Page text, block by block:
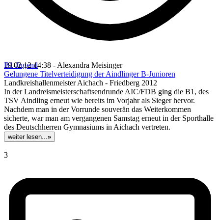
B1-Jugend
19.02.12 14:38 - Alexandra Meisinger
Gelungene Titelverteidigung der Aindlinger B-Junioren
Landkreishallenmeister Aichach - Friedberg 2012
In der Landreismeisterschaftsendrunde AIC/FDB ging die B1, des
TSV Aindling erneut wie bereits im Vorjahr als Sieger hervor.
Nachdem man in der Vorrunde souverän das Weiterkommen
sicherte, war man am vergangenen Samstag erneut in der Sporthalle
des Deutschherren Gymnasiums in Aichach vertreten.
weiter lesen...»
3